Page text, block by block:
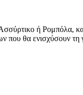
ή Ρομπόλα,
που θα ενισχύσουν τη